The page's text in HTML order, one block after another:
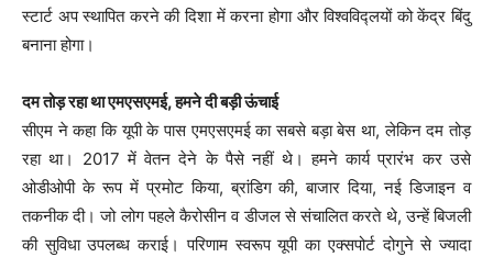
स्टार्ट अप स्थापित करने की दिशा में करना होगा और विश्वविद्लयों को केंद्र बिंदु
बनाना होगा।
दम तोड़ रहा था एमएसएमई, हमने दी बड़ी ऊंचाई
सीएम ने कहा कि यूपी के पास एमएसएमई का सबसे बड़ा बेस था, लेकिन दम तोड़
रहा था। 2017 में वेतन देने के पैसे नहीं थे। हमने कार्य प्रारंभ कर उसे
ओडीओपी के रूप में प्रमोट किया, ब्रांडिग की, बाजार दिया, नई डिजाइन व
तकनीक दी। जो लोग पहले कैरोसीन व डीजल से संचालित करते थे, उन्हें बिजली
की सुविधा उपलब्ध कराई। परिणाम स्वरूप यूपी का एक्सपोर्ट दोगुने से ज्यादा